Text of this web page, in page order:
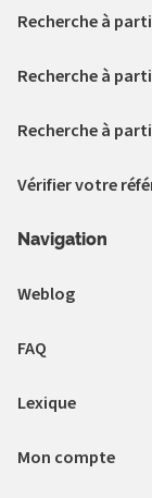
Recherche à
Recherche à
Recherche à
Vérifier votre
Navigation
Weblog
FAQ
Lexique
Mon compte